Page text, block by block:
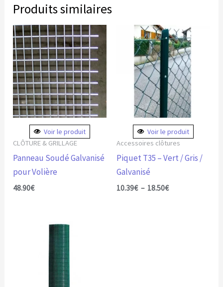
Produits similaires
Voir le produit
CLÔTURE & GRILLAGE
Panneau Soudé Galvanisé
pour Volière
48.90€
Voir le produit
Accessoires clôtures
Piquet T35 – Vert / Gris /
Galvanisé
10.39€ – 18.50€
Plage
de
prix :
10.39€
à
18.50€
produit
plusieurs
variations.
options
peuvent
être
choisies
sur
la
prix :
35.00€
à
149.90€